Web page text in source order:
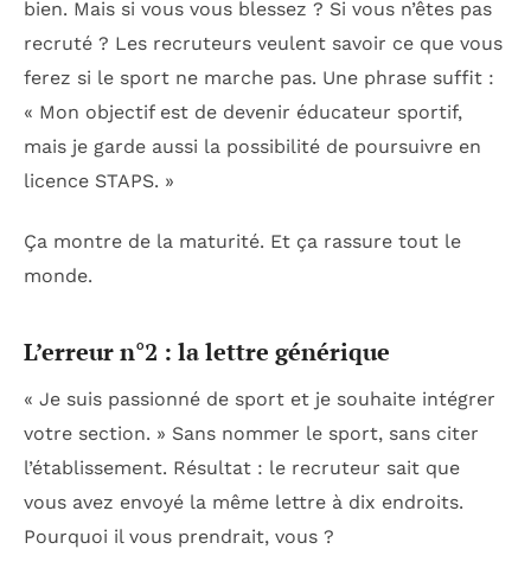
bien. Mais si vous vous blessez ? Si vous n’êtes pas
recruté ? Les recruteurs veulent savoir ce que vous
ferez si le sport ne marche pas. Une phrase suffit :
« Mon objectif est de devenir éducateur sportif,
mais je garde aussi la possibilité de poursuivre en
licence STAPS. »
Ça montre de la maturité. Et ça rassure tout le
monde.
L’erreur n°2 : la lettre générique
« Je suis passionné de sport et je souhaite intégrer
votre section. » Sans nommer le sport, sans citer
l’établissement. Résultat : le recruteur sait que
vous avez envoyé la même lettre à dix endroits.
Pourquoi il vous prendrait, vous ?